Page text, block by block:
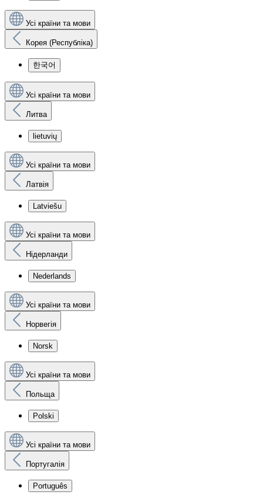
Усі країни та мови
Корея (Республіка)
한국어
Усі країни та мови
Литва
lietuvių
Усі країни та мови
Латвія
Latviešu
Усі країни та мови
Нідерланди
Nederlands
Усі країни та мови
Норвегія
Norsk
Усі країни та мови
Польща
Polski
Усі країни та мови
Португалія
Português